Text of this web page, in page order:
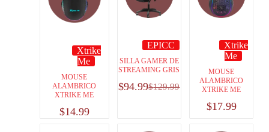
Xtrike
Me
MOUSE
ALAMBRICO
XTRIKE ME
$14.99
EPICC
SILLA GAMER DE
STREAMING GRIS
$129.99
$94.99
Xtrike
Me
MOUSE
ALAMBRICO
XTRIKE ME
$17.99